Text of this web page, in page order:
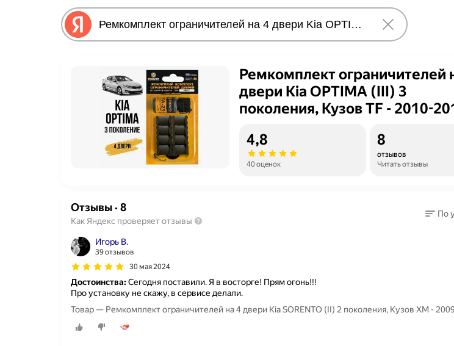
Ремкомплект ограничителей
двери Kia OPTIMA (III) 3
поколения, Кузов TF - 2010-
Киа Кия Оптима. TYPE 14019
4,8
40 оценок
8
отзывов
Читать отзывы
Отзывы· 8
Как Яндекс проверяет отзывы
По
Игорь В.
39 отзывов
30 мая 2024
Достоинства:Сегодня поставили. Я в восторге! Прям огонь!!!
Про установку не скажу, в сервисе делали.
Товар — Ремкомплект ограничителей на 4 двери Kia SORENTO (II) 2 поколения, Кузов XM -